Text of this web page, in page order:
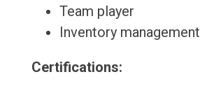
Team player
Inventory management
Certifications: